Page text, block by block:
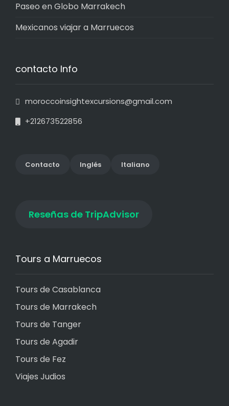
Paseo en Globo Marrakech
Mexicanos viajar a Marruecos
contacto Info
moroccoinsightexcursions@gmail.com
+212673522856
Contacto Inglés Italiano
Reseñas de TripAdvisor
Tours a Marruecos
Tours de Casablanca
Tours de Marrakech
Tours de Tanger
Tours de Agadir
Tours de Fez
Viajes Judios